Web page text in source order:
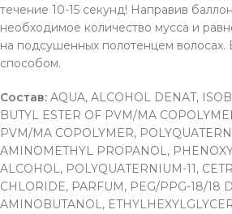
течение 10-15 секунд! Направив
необходимое количество мусса и
на подсушенных полотенцем
способом.
Состав: AQUA, ALCOHOL DENAT,
BUTYL ESTER OF PVM/MA
PVM/MA COPOLYMER,
AMINOMETHYL PROPANOL,
ALCOHOL, POLYQUATERNIUM-11,
CHLORIDE, PARFUM, PEG/PPG-18/18
AMINOBUTANOL,